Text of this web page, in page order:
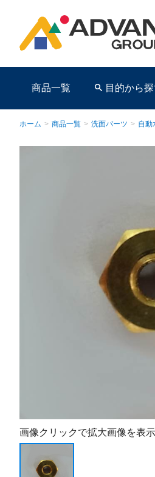
商品一覧 目的から
ホーム > 商品一覧 > 洗面パーツ > 自動
画像クリックで拡大画像を表示